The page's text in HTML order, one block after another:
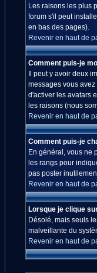
Les raisons les plus
forum s'il peut
en bas des pages).
Revenir en haut de
Comment puis-je
Il peut y avoir deux
messages vous
d'activer les avatars
les raisons (nous
Revenir en haut de
Comment puis-je
En général, vous ne
les rangs pour
pas poster
Revenir en haut de
Lorsque je clique
Désolé, mais seuls
malveillante du
Revenir en haut de